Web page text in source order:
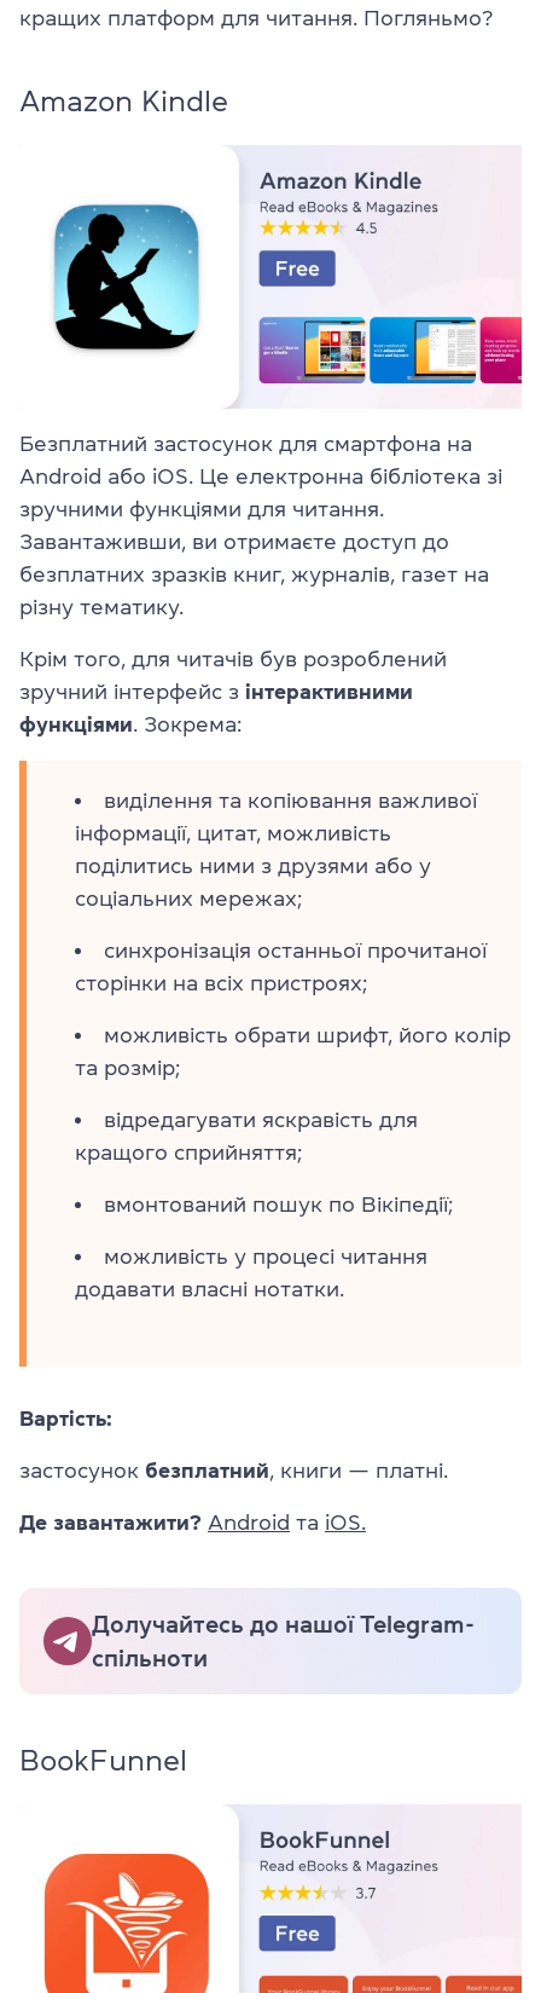
кращих платформ для читання. Погляньмо?
Amazon Kindle
Безплатний застосунок для смартфона на
Android або iOS. Це електронна бібліотека зі
зручними функціями для читання.
Завантаживши, ви отримаєте доступ до
безплатних зразків книг, журналів, газет на
різну тематику.
Крім того, для читачів був розроблений
зручний інтерфейс з інтерактивними
функціями. Зокрема:
виділення та копіювання важливої
інформації, цитат, можливість
поділитись ними з друзями або у
соціальних мережах;
синхронізація останньої прочитаної
сторінки на всіх пристроях;
можливість обрати шрифт, його колір
та розмір;
відредагувати яскравість для
кращого сприйняття;
вмонтований пошук по Вікіпедії;
можливість у процесі читання
додавати власні нотатки.
Вартість:
застосунок безплатний, книги — платні.
Де завантажити? Android та iOS.
Долучайтесь до нашої Telegram-
спільноти
BookFunnel